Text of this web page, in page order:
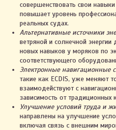
совершенствовать свои
повышает уровень
реальных судах.
Альтернативные источники
ветряной и солнечной
новых навыков у моряков по
соответствующего
Электронные навигационные
такие как ECDIS, уже меняют
взаимодействуют с
зависимость от традиционных
Улучшение условий труда и
направлены на улучшение
включая связь с внешним
Политика
Настройки cookie
Правила оплаты и возврата
+375 29 123-58-67